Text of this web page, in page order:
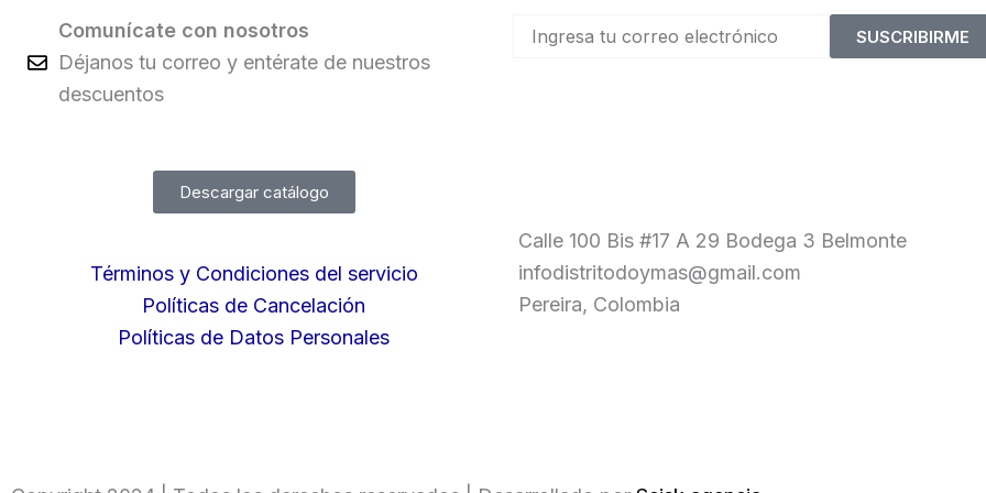
Comunícate con nosotros
Déjanos tu correo y entérate de nuestros
descuentos
SUSCRIBIRME
Descargar catálogo
Términos y Condiciones del servicio
Políticas de Cancelación
Políticas de Datos Personales
Calle 100 Bis #17 A 29 Bodega 3 Belmonte
infodistritodoymas@gmail.com
Pereira, Colombia